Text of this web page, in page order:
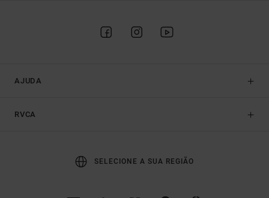
AJUDA
RVCA
SELECIONE A SUA REGIÃO